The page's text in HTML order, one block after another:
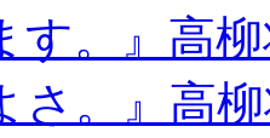
す。』高
さ。』高